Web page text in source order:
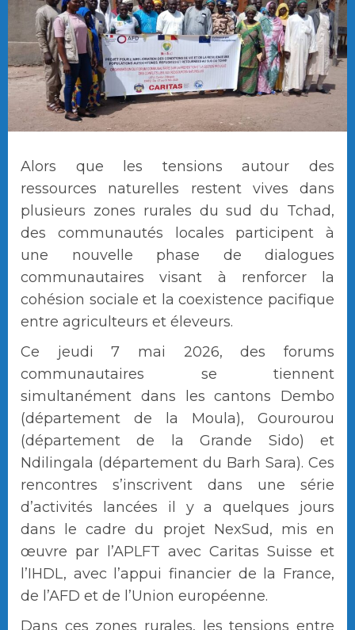
Alors que les tensions autour des
ressources naturelles restent vives dans
plusieurs zones rurales du sud du Tchad,
des communautés locales participent à
une nouvelle phase de dialogues
communautaires visant à renforcer la
cohésion sociale et la coexistence pacifique
entre agriculteurs et éleveurs.
Ce jeudi 7 mai 2026, des forums
communautaires se tiennent
simultanément dans les cantons Dembo
(département de la Moula), Gourourou
(département de la Grande Sido) et
Ndilingala (département du Barh Sara). Ces
rencontres s’inscrivent dans une série
d’activités lancées il y a quelques jours
dans le cadre du projet NexSud, mis en
œuvre par l’APLFT avec Caritas Suisse et
l’IHDL, avec l’appui financier de la France,
de l’AFD et de l’Union européenne.
Dans ces zones rurales, les tensions entre